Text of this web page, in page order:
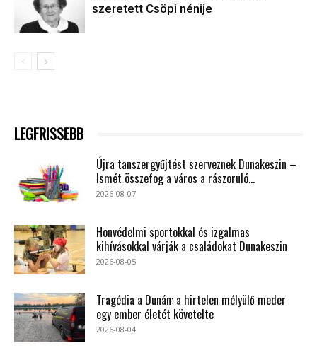
szeretett Csöpi nénije
LEGFRISSEBB
Újra tanszergyűjtést szerveznek Dunakeszin –
Ismét összefog a város a rászoruló...
2026-08-07
Honvédelmi sportokkal és izgalmas
kihívásokkal várják a családokat Dunakeszin
2026-08-05
Tragédia a Dunán: a hirtelen mélyülő meder
egy ember életét követelte
2026-08-04